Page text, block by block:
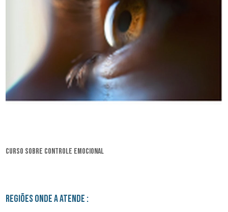
curso sobre controle emocional
Regiões onde a atende :